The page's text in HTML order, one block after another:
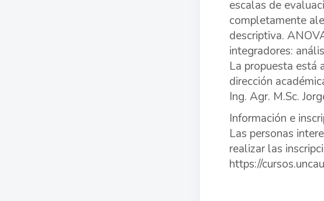
escalas de
completamente
descriptiva.
integradores:
La propuesta está
dirección
Ing. Agr. M.Sc.
Información e
Las personas
realizar las
https://